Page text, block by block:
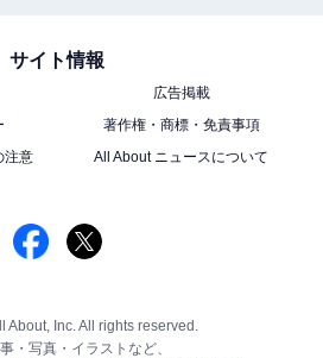
サイト情報
広告掲載
著作権・商標・免責事項
注意
All About ニュースについて
About, Inc. All rights reserved.
・写真・イラストなど、